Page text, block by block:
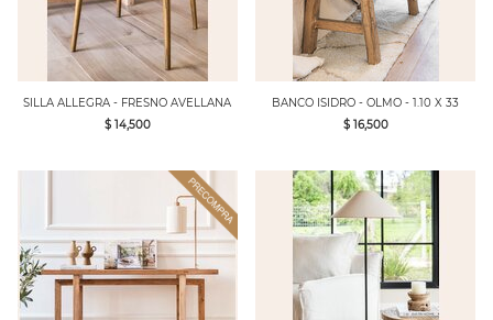
SILLA ALLEGRA - FRESNO AVELLANA
$ 14,500
BANCO ISIDRO - OLMO - 1.10 X 33
$ 16,500